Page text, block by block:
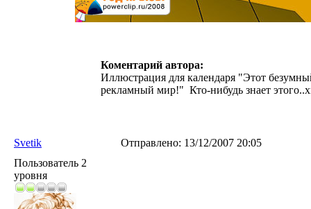
Коментарий автора:
Иллюстрация для календаря "Этот
рекламный мир!" Кто-нибудь знает
Svetik Отправлено: 13/12/2007 20:05
Пользователь 2
уровня